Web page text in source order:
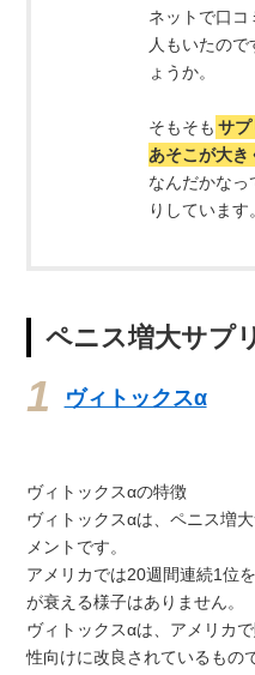
ネットで口コ
人もいたの
ょうか。
そもそも サ
あそこが大き
なんだかなっ
りしています
ペニス増大サプ
ヴィトックスα
ヴィトックスαの特徴
ヴィトックスαは、ペニス増
メントです。
アメリカでは20週間連続1位
が衰える様子はありません。
ヴィトックスαは、アメリカ
性向けに改良されているもの